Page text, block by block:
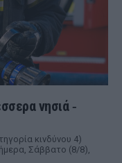
νησιά ‑
κινδύνου 4)
Σάββατο (8/8),